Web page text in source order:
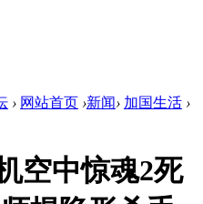
› 网站首页 ›新闻› 加国生活 ›
空中惊魂2死